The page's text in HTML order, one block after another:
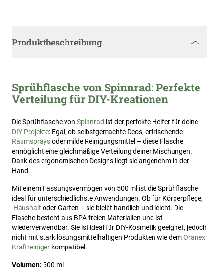
Produktbeschreibung
Sprühflasche von Spinnrad: Perfekte
Verteilung für DIY-Kreationen
Die Sprühflasche von Spinnrad ist der perfekte Helfer für deine
DIY-Projekte: Egal, ob selbstgemachte Deos, erfrischende
Raumspraysoder milde Reinigungsmittel – diese Flasche
ermöglicht eine gleichmäßige Verteilung deiner Mischungen.
Dank des ergonomischen Designs liegt sie angenehm in der
Hand.
Mit einem Fassungsvermögen von 500 ml ist die Sprühflasche
ideal für unterschiedlichste Anwendungen. Ob für Körperpflege,
Haushalt oder Garten – sie bleibt handlich und leicht. Die
Flasche besteht aus BPA-freien Materialien und ist
wiederverwendbar. Sie ist ideal für DIY-Kosmetik geeignet, jedoch
nicht mit stark lösungsmittelhaltigen Produkten wie demOranex
Kraftreiniger kompatibel.
Volumen: 500 ml